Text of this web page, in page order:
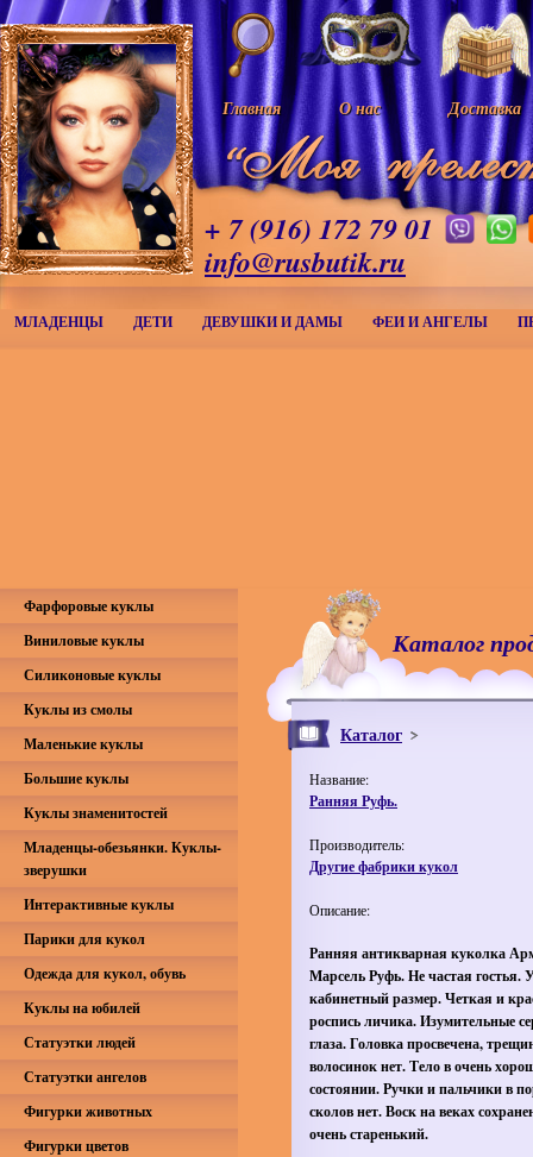
Главная О нас Доставка
+ 7 (916) 172 79 01
info@rusbutik.ru
МЛАДЕНЦЫ ДЕТИ ДЕВУШКИ И ДАМЫ ФЕИ И АНГЕЛЫ
Каталог
Каталог
Название:
Ранняя Руфь.
Производитель:
Другие фабрики кукол
Описание:
Ранняя антикварная куколка
Марсель Руфь. Не частая гостья.
кабинетный размер. Четкая и
роспись личика. Изумительные
глаза. Головка просвечена,
волосинок нет. Тело в очень
состоянии. Ручки и пальчики в
сколов нет. Воск на веках
очень старенький.
Фарфоровые куклы
Виниловые куклы
Силиконовые куклы
Куклы из смолы
Маленькие куклы
Большие куклы
Куклы знаменитостей
Младенцы-обезьянки. Куклы-
зверушки
Интерактивные куклы
Парики для кукол
Одежда для кукол, обувь
Куклы на юбилей
Статуэтки людей
Статуэтки ангелов
Фигурки животных
Фигурки цветов